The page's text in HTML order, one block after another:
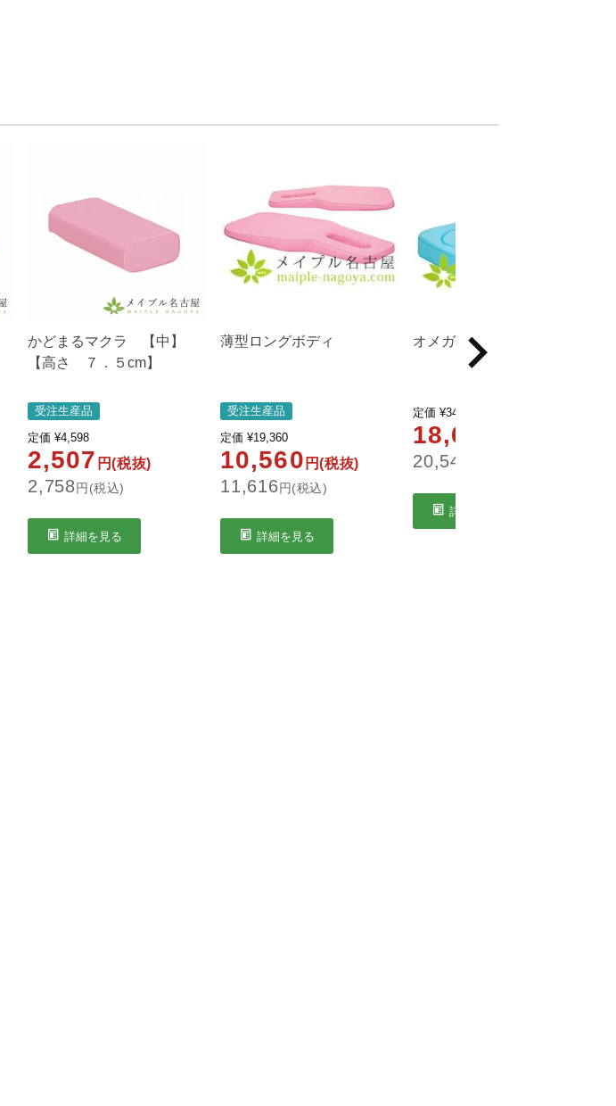
かどまるマクラ 【中】
【高さ ７．５cm】
受注生産品
定価 ¥4,598
2,507 円(税抜)
2,758円(税込)
詳細を見る
薄型ロングボディ
受注生産品
定価 ¥19,360
10,560 円(税抜)
11,616円(税込)
詳細を見る
オメガピロー
定価 ¥34,243
18,677
20,545
詳細を見る